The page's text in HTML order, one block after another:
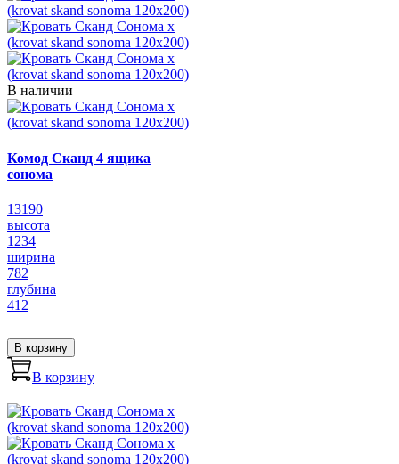
В наличии
Комод Сканд 4 ящика
сонома
13190
высота
1234
ширина
782
глубина
412
В корзину
В корзину